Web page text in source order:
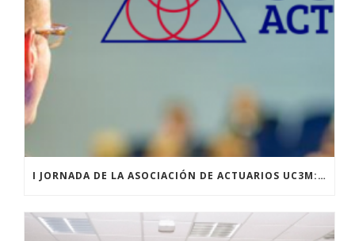
I JORNADA DE LA ASOCIACIÓN DE ACTUARIOS UC3M: “ANALYTICS Y EL NUEVO PARADIGMA DE LA PROFESIÓN ACTUARIAL”